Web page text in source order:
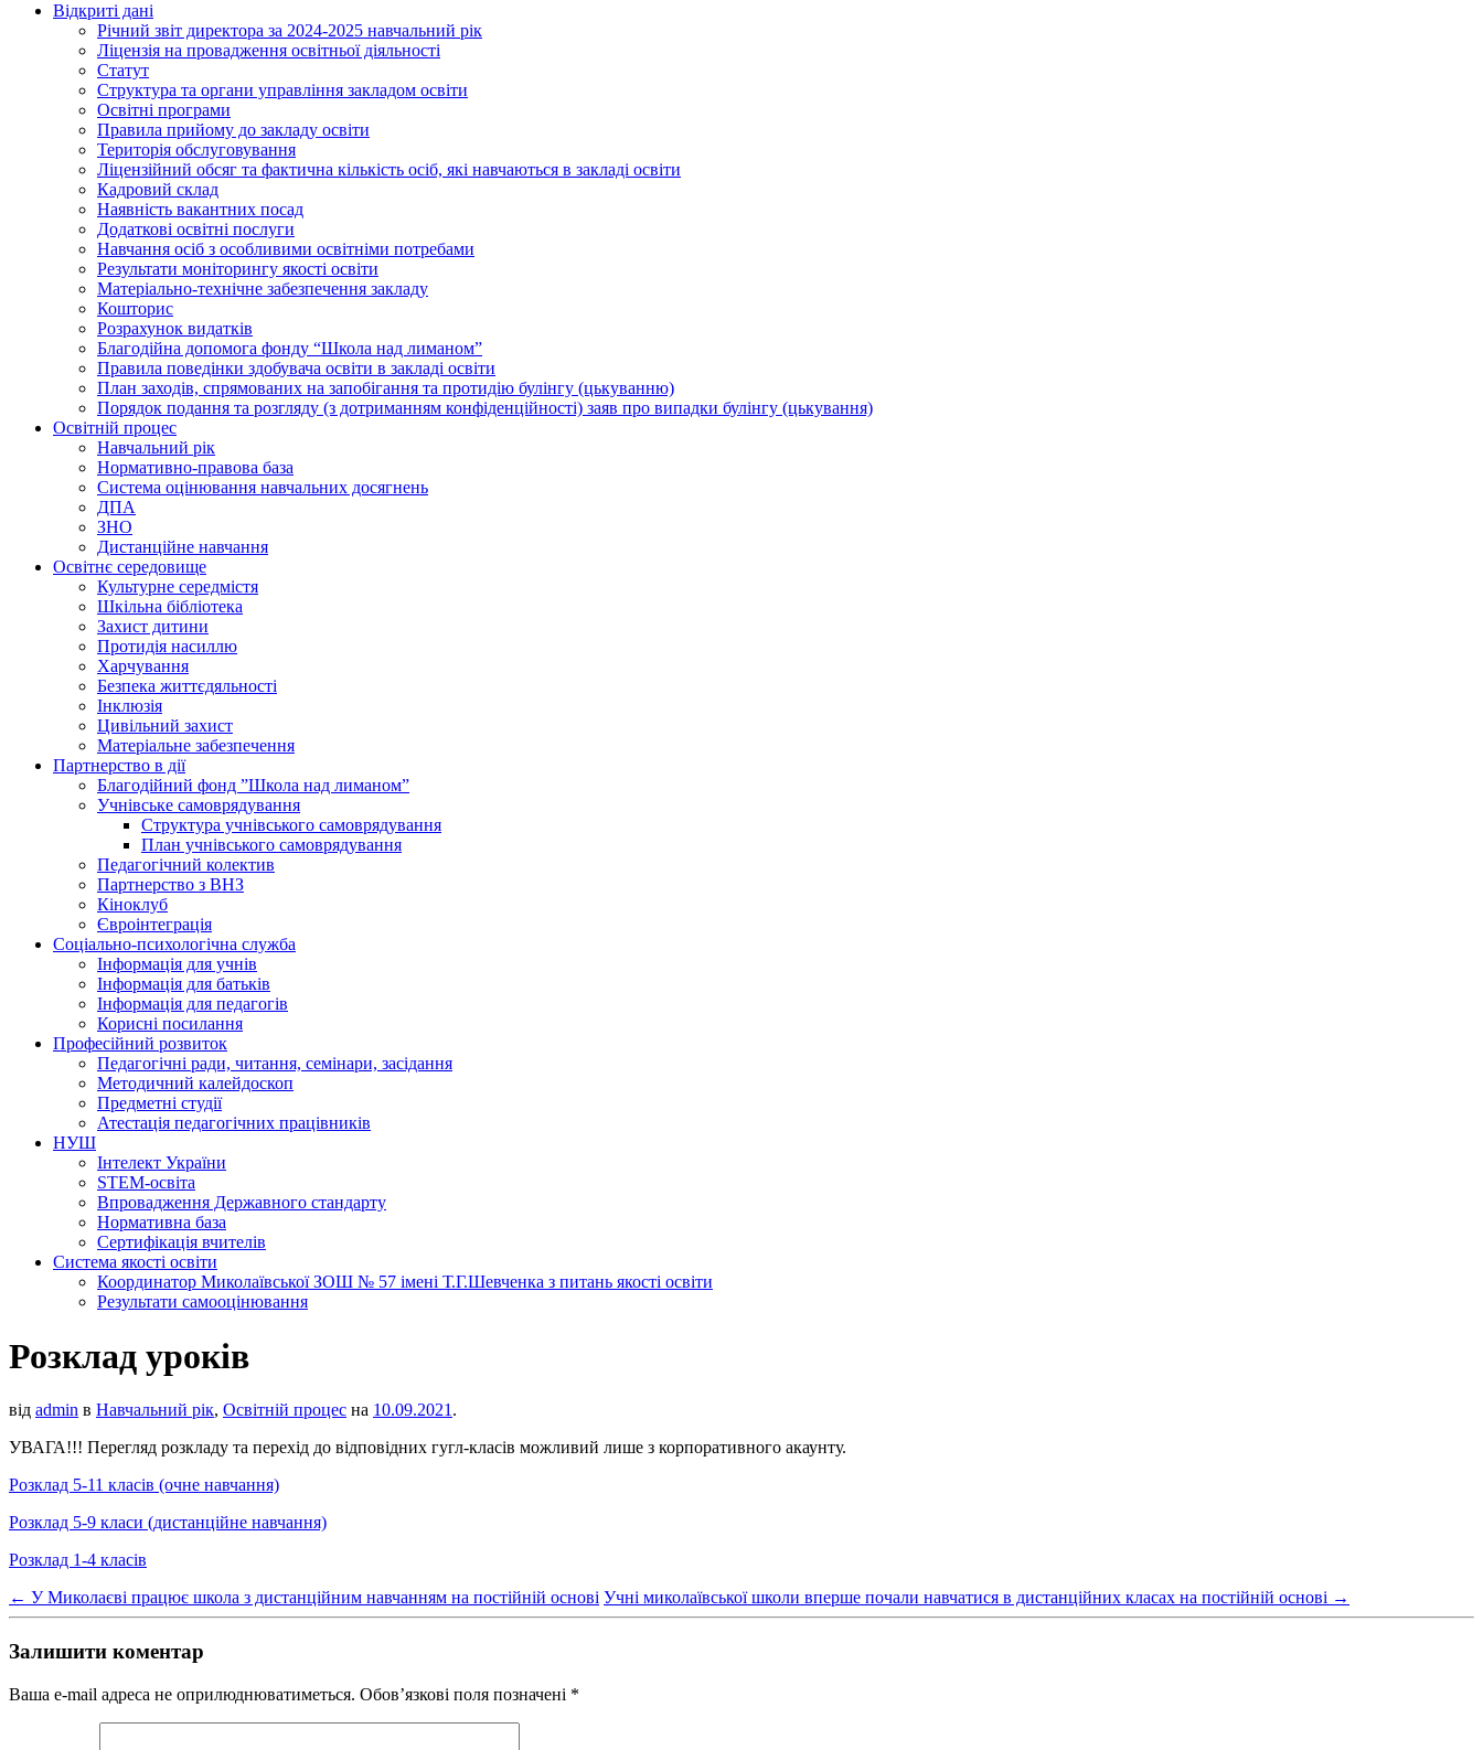
Відкриті дані
Річний звіт директора за 2024-2025 навчальний рік
Ліцензія на провадження освітньої діяльності
Статут
Структура та органи управління закладом освіти
Освiтнi програми
Правила прийому до закладу освіти
Територiя обслуговування
Ліцензійний обсяг та фактична кількість осіб, які навчаються в закладі освіти
Кадровий склад
Наявність вакантних посад
Додатковi освiтнi послуги
Навчання осіб з особливими освітніми потребами
Результати моніторингу якості освіти
Матеріально-технічне забезпечення закладу
Кошторис
Розрахунок видатків
Благодійна допомога фонду “Школа над лиманом”
Правила поведінки здобувача освіти в закладі освіти
План заходів, спрямованих на запобігання та протидію булінгу (цькуванню)
Порядок подання та розгляду (з дотриманням конфіденційності) заяв про випадки булінгу (цькування)
Освітній процес
Навчальний рік
Нормативно-правова база
Система оцінювання навчальних досягнень
ДПА
ЗНО
Дистанційне навчання
Освітнє середовище
Культурне середмістя
Шкільна бібліотека
Захист дитини
Протидія насиллю
Харчування
Безпека життєдяльності
Інклюзія
Цивільний захист
Матеріальне забезпечення
Партнерство в дії
Благодійний фонд ”Школа над лиманом”
Учнівське самоврядування
Структура учнiвського самоврядування
План учнiвського самоврядування
Педагогічний колектив
Партнерство з ВНЗ
Кіноклуб
Євроінтеграція
Соціально-психологічна служба
Інформація для учнів
Інформація для батьків
Інформація для педагогів
Корисні посилання
Професійний розвиток
Педагогічні ради, читання, семінари, засідання
Методичний калейдоскоп
Предметні студії
Атестація педагогічних працівників
НУШ
Інтелект України
STEM-освіта
Впровадження Державного стандарту
Нормативна база
Сертифікація вчителів
Система якості освіти
Координатор Миколаївської ЗОШ № 57 імені Т.Г.Шевченка з питань якості освіти
Результати самооцінювання
Розклад уроків
від admin в Навчальний рік, Освітній процес на 10.09.2021 .
УВАГА!!! Перегляд розкладу та перехід до відповідних гугл-класів можливий лише з корпоративного акаунту.
Розклад 5-11 класів (очне навчання)
Розклад 5-9 класи (дистанційне навчання)
Розклад 1-4 класів
← У Миколаєві працює школа з дистанційним навчанням на постійній основі Учні миколаївської школи вперше почали навчатися в дистанційних класах на постійній основі →
Залишити коментар
Ваша e-mail адреса не оприлюднюватиметься. Обов’язкові поля позначені *